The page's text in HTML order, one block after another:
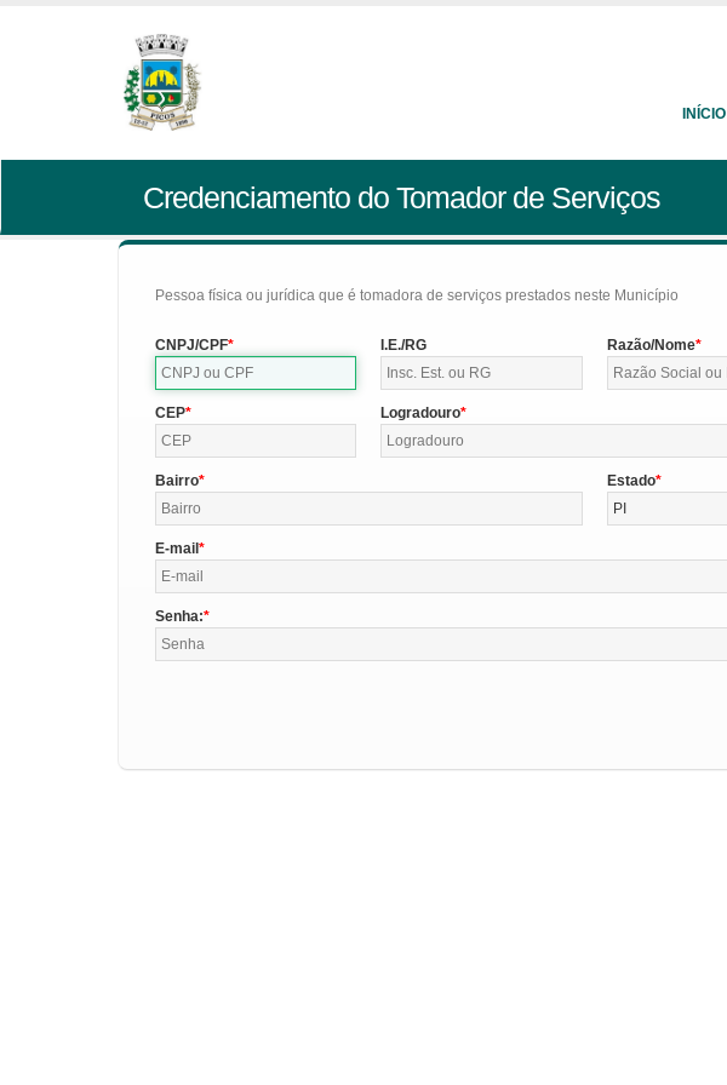
INÍCIO
Credenciamento do Tomador de Serviços
Pessoa física ou jurídica que é tomadora de serviços prestados neste Município
CNPJ/CPF I.E./RG Razão/Nome
CEP Logradouro
Bairro
Estado
PI
E-mail
Senha: